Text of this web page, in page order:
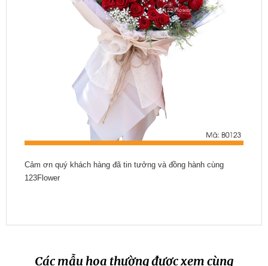
Cảm ơn quý khách hàng đã tin tưởng và đồng hành cùng
123Flower
Các mẫu hoa thường được xem cùng